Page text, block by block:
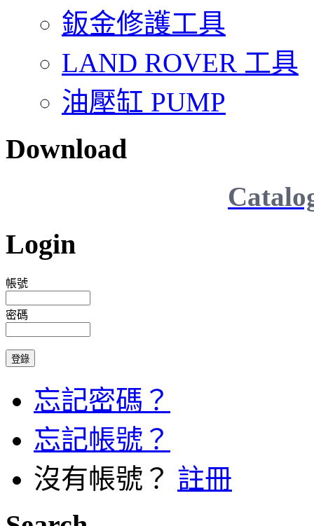
鈑金修護工具
LAND ROVER 工具
油壓缸 PUMP
Download
Login
帳號
密碼
忘記密碼？
忘記帳號？
沒有帳號？ 註冊